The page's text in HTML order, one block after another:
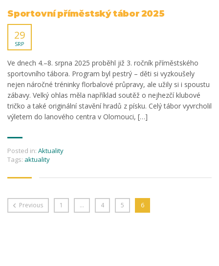
Sportovní příměstský tábor 2025
29
SRP
Ve dnech 4.–8. srpna 2025 proběhl již 3. ročník příměstského
sportovního tábora. Program byl pestrý – děti si vyzkoušely
nejen náročné tréninky florbalové průpravy, ale užily si i spoustu
zábavy. Velký ohlas měla například soutěž o nejhezčí klubové
tričko a také originální stavění hradů z písku. Celý tábor vyvrcholil
výletem do lanového centra v Olomouci, […]
Posted in: Aktuality
Tags: aktuality
Previous 1 … 4 5 6